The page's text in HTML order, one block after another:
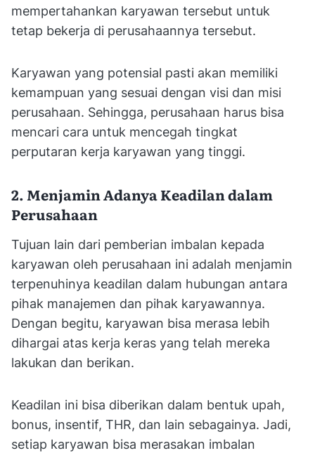
mempertahankan karyawan tersebut untuk
tetap bekerja di perusahaannya tersebut.
Karyawan yang potensial pasti akan memiliki
kemampuan yang sesuai dengan visi dan misi
perusahaan. Sehingga, perusahaan harus bisa
mencari cara untuk mencegah tingkat
perputaran kerja karyawan yang tinggi.
2. Menjamin Adanya Keadilan dalam
Perusahaan
Tujuan lain dari pemberian imbalan kepada
karyawan oleh perusahaan ini adalah menjamin
terpenuhinya keadilan dalam hubungan antara
pihak manajemen dan pihak karyawannya.
Dengan begitu, karyawan bisa merasa lebih
dihargai atas kerja keras yang telah mereka
lakukan dan berikan.
Keadilan ini bisa diberikan dalam bentuk upah,
bonus, insentif, THR, dan lain sebagainya. Jadi,
setiap karyawan bisa merasakan imbalan